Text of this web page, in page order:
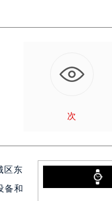
次
区东
备和